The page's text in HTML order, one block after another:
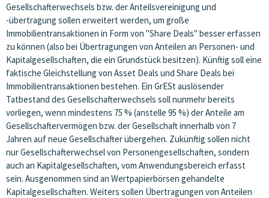
Gesellschafterwechsels bzw. der Anteilsvereinigung und
-übertragung sollen erweitert werden, um große
Immobilientransaktionen in Form von "Share Deals" besser erfassen
zu können (also bei Übertragungen von Anteilen an Personen- und
Kapitalgesellschaften, die ein Grundstück besitzen). Künftig soll eine
faktische Gleichstellung von Asset Deals und Share Deals bei
Immobilientransaktionen bestehen. Ein GrESt auslösender
Tatbestand des Gesellschafterwechsels soll nunmehr bereits
vorliegen, wenn mindestens 75 % (anstelle 95 %) der Anteile am
Gesellschaftervermögen bzw. der Gesellschaft innerhalb von 7
Jahren auf neue Gesellschafter übergehen. Zukünftig sollen nicht
nur Gesellschafterwechsel von Personengesellschaften, sondern
auch an Kapitalgesellschaften, vom Anwendungsbereich erfasst
sein. Ausgenommen sind an Wertpapierbörsen gehandelte
Kapitalgesellschaften. Weiters sollen Übertragungen von Anteilen